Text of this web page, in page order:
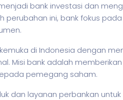
bank investasi dan
perubahan ini, bank fokus pada
di Indonesia dengan
Misi bank adalah
pemegang saham.
dan layanan perbankan